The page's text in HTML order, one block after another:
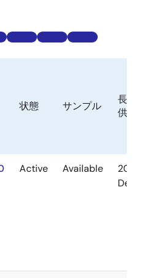
状態 サンプル
長期
供給
Active Available
2036
Dec